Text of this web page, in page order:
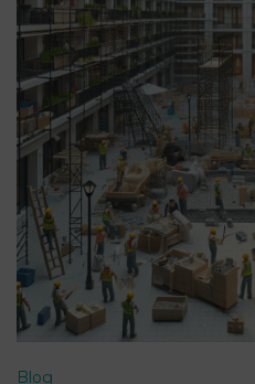
Blog